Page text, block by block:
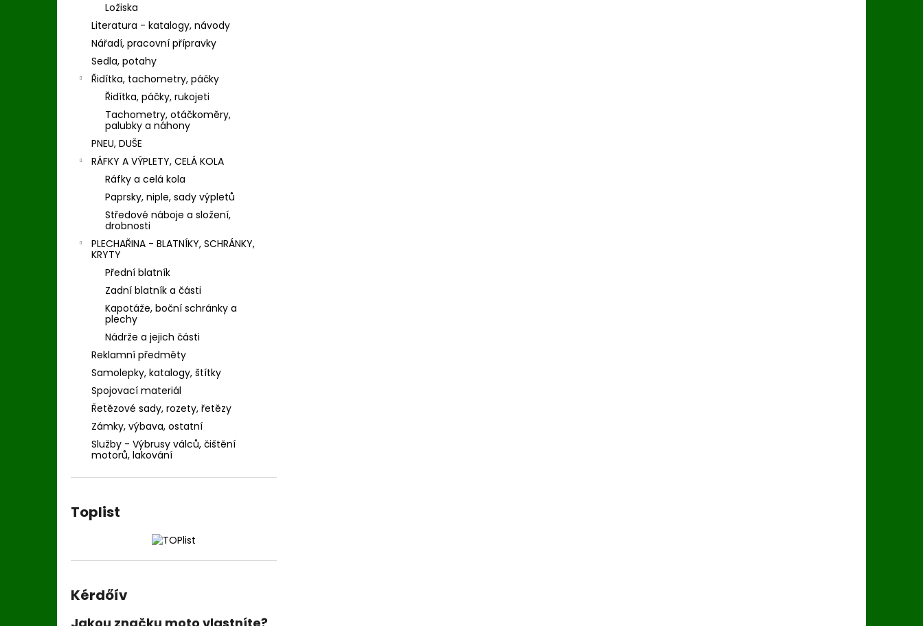
Ložiska
Literatura - katalogy, návody
Nářadí, pracovní přípravky
Sedla, potahy
Řidítka, tachometry, páčky
Řidítka, páčky, rukojeti
Tachometry, otáčkoměry,
palubky a náhony
PNEU, DUŠE
RÁFKY A VÝPLETY, CELÁ KOLA
Ráfky a celá kola
Paprsky, niple, sady výpletů
Středové náboje a složení,
drobnosti
PLECHAŘINA - BLATNÍKY, SCHRÁNKY,
KRYTY
Přední blatník
Zadní blatník a části
Kapotáže, boční schránky a
plechy
Nádrže a jejich části
Reklamní předměty
Samolepky, katalogy, štítky
Spojovací materiál
Řetězové sady, rozety, řetězy
Zámky, výbava, ostatní
Služby - Výbrusy válců, čištění
motorů, lakování
Toplist
Kérdőív